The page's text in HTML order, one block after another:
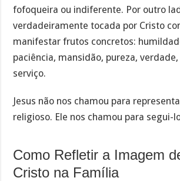
fofoqueira ou indiferente. Por outro
verdadeiramente tocada por Cristo
manifestar frutos concretos:
paciência, mansidão, pureza,
serviço.
Jesus não nos chamou para
religioso. Ele nos chamou para segui-
Como Refletir a Imagem
Cristo na Família